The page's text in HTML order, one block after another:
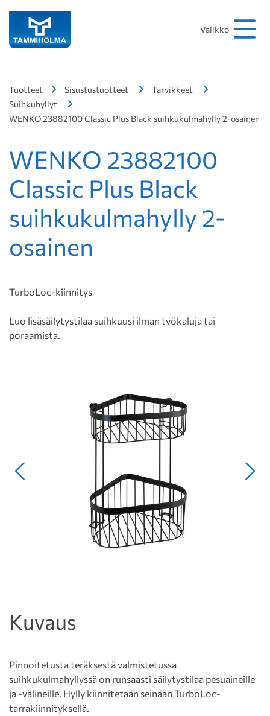
Valikko
Tuotteet Sisustustuotteet
Tarvikkeet
Suihkuhyllyt
WENKO 23882100 Classic Plus Black suihkukulmahylly 2-osainen
WENKO 23882100
Classic Plus Black
suihkukulmahylly 2-
osainen
TurboLoc-kiinnitys
Luo lisäsäilytystilaa suihkuusi ilman työkaluja tai
poraamista.
Edellinen
Kuvaus
Pinnoitetusta teräksestä valmistetussa
suihkukulmahyllyssä on runsaasti säilytystilaa pesuaineille
ja -välineille. Hylly kiinnitetään seinään TurboLoc-
tarrakiinnityksellä.